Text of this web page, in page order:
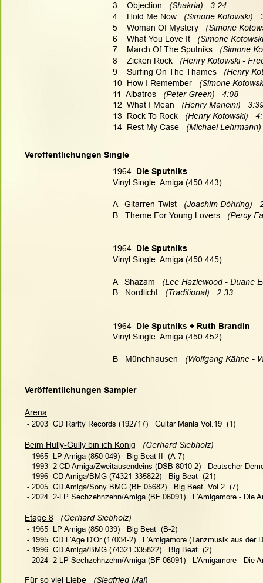
3    Objection
  (Shakria)   3:24
4    Hold Me Now
(Simone Kotowski)
5    Woman Of Mystery
(Simone
6    What You Love It
(Simone
7    March Of The Sputniks
(Simone
8    Zicken Rock
(Henry Kotowski -
9    Surfing On The Thames
(Henry
10  How I Remember
(Simone
11  Albatros
  (Peter Green)   4:08
12  What I Mean
(Henry Mancini)
13  Rock To Rock
(Henry Kotowski)
14  Rest My Case
(Michael Lehrmann)
1964 Die Sputniks
Vinyl Single  Amiga (450 443)
A   Gitarren-Twist
(Joachim Döhring)
B   Theme For Young Lovers
(Percy
1964 Die Sputniks
Vinyl Single  Amiga (450 445)
A   Shazam
(Lee Hazlewood - Duane
B   Nordlicht
  (Traditional)   2:33
1964 Die Sputniks + Ruth Brandin
Vinyl Single  Amiga (450 452)
B   Münchhausen
(Wolfgang Kähne -
Veröffentlichungen Single
Veröffentlichungen Sampler
Arena
- 2003  CD Rarity Records (192717)   Guitar Mania Vol.19  (1)
Beim Hully-Gully bin ich König
  (Gerhard Siebholz)
- 1965  LP Amiga (850 049)   Big Beat II  (A-7)
- 1993  2-CD Amiga/Zweitausendeins (DSB 8010-2)   Deutscher
- 1996  CD Amiga/BMG (74321 335822)   Big Beat  (21)
- 2005  CD Amiga/Sony BMG (BF 05682)   Big Beat  Vol.2  (7)
- 2024  2-LP Sechzehnzehn/Amiga (BF 06091)   L'Amigamore - Die
Etage 8
  (Gerhard Siebholz)
- 1965  LP Amiga (850 039)   Big Beat  (B-2)
- 1995  CD L'Age D'Or (17034-2)   L'Amigamore (Tanzmusik aus der
- 1996  CD Amiga/BMG (74321 335822)   Big Beat  (2)
- 2024  2-LP Sechzehnzehn/Amiga (BF 06091)   L'Amigamore - Die
Für so viel Liebe
  (Siegfried Mai)